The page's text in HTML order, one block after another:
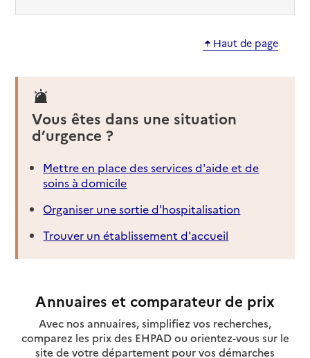
Haut de page
Vous êtes dans une situation
d’urgence ?
Mettre en place des services d'aide et de
soins à domicile
Organiser une sortie d'hospitalisation
Trouver un établissement d'accueil
Annuaires et comparateur de prix
Avec nos annuaires, simplifiez vos recherches,
comparez les prix des EHPAD ou orientez-vous sur le
site de votre département pour vos démarches